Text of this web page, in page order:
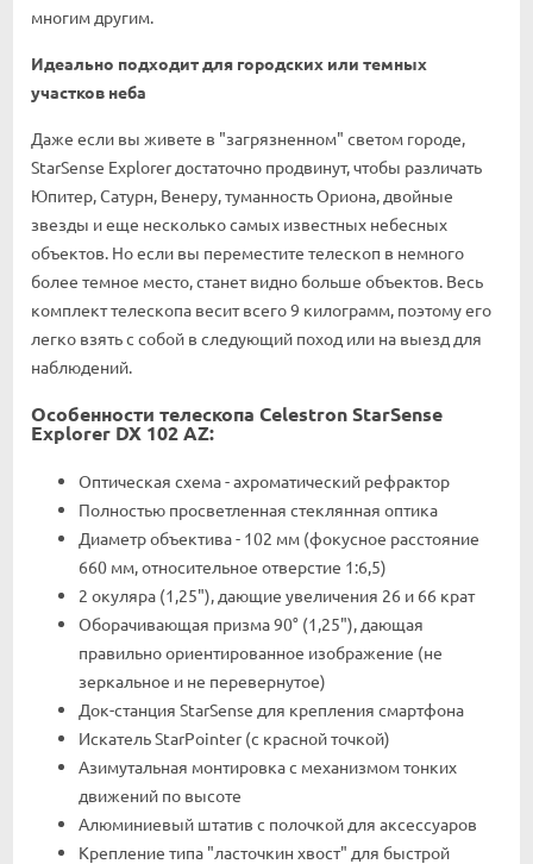
многим другим.
Идеально подходит для городских или темных
участков неба
Даже если вы живете в "загрязненном" светом городе,
StarSense Explorer достаточно продвинут, чтобы различать
Юпитер, Сатурн, Венеру, туманность Ориона, двойные
звезды и еще несколько самых известных небесных
объектов. Но если вы переместите телескоп в немного
более темное место, станет видно больше объектов. Весь
комплект телескопа весит всего 9 килограмм, поэтому его
легко взять с собой в следующий поход или на выезд для
наблюдений.
Особенности телескопа Celestron StarSense
Explorer DX 102 AZ:
Оптическая схема - ахроматический рефрактор
Полностью просветленная стеклянная оптика
Диаметр объектива - 102 мм (фокусное расстояние
660 мм, относительное отверстие 1:6,5)
2 окуляра (1,25"), дающие увеличения 26 и 66 крат
Оборачивающая призма 90° (1,25"), дающая
правильно ориентированное изображение (не
зеркальное и не перевернутое)
Док-станция StarSense для крепления смартфона
Искатель StarPointer (с красной точкой)
Азимутальная монтировка с механизмом тонких
движений по высоте
Алюминиевый штатив с полочкой для аксессуаров
Крепление типа "ласточкин хвост" для быстрой